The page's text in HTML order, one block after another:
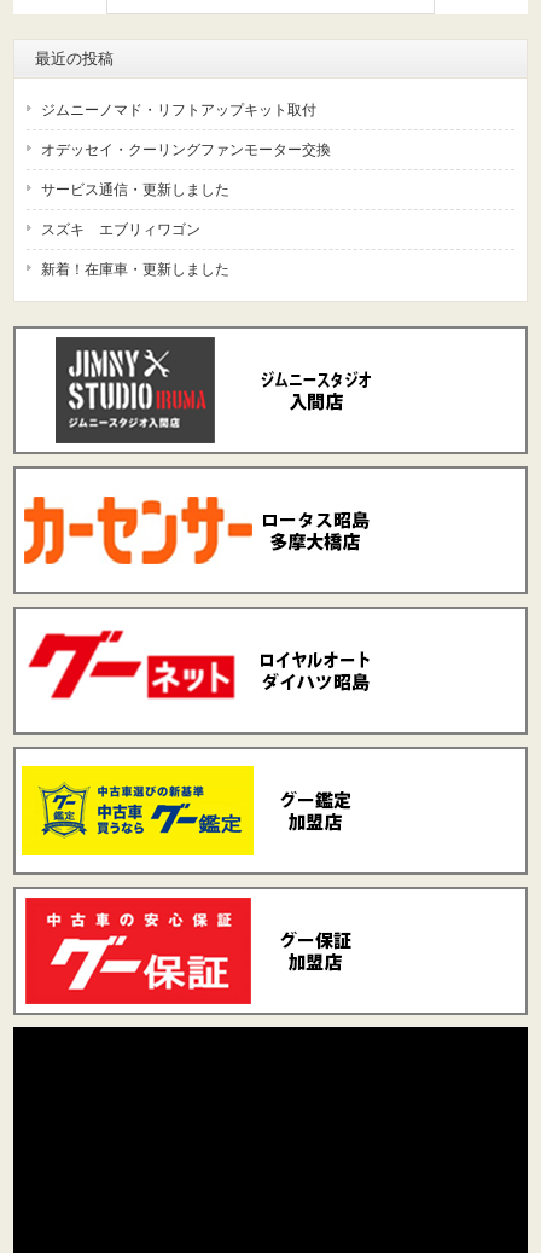
最近の投稿
ジムニーノマド・リフトアップキット取付
オデッセイ・クーリングファンモーター交換
サービス通信・更新しました
スズキ エブリィワゴン
新着！在庫車・更新しました